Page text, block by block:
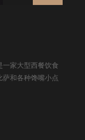
家大型西餐饮食
和各种馋嘴小点